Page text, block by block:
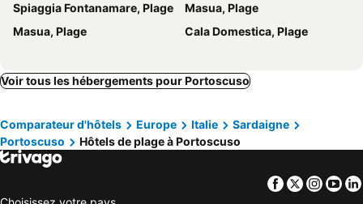
Spiaggia Fontanamare, Plage
Masua, Plage
Masua, Plage
Cala Domestica, Plage
Voir tous les hébergements pour Portoscuso
Comparateur d'hôtels Europe Italie
Sardaigne
Portoscuso
Hôtels de plage à Portoscuso
Facebook
Twitter